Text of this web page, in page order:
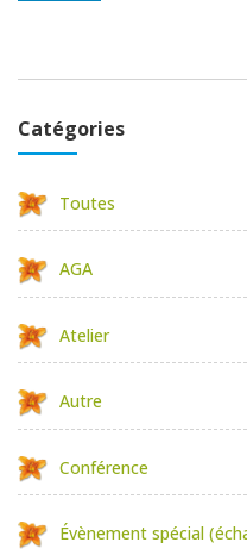
Catégories
Toutes
AGA
Atelier
Autre
Conférence
Évènement spécial